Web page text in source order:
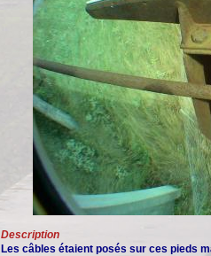
Description
Les câbles étaient posés sur ces pieds